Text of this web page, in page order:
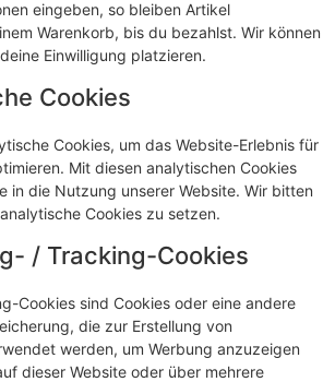
eingeben, so bleiben Artikel
Warenkorb, bis du bezahlst. Wir können
Einwilligung platzieren.
Cookies
Cookies, um das Website-Erlebnis für
Mit diesen analytischen Cookies
in die Nutzung unserer Website. Wir bitten
Cookies zu setzen.
/ Tracking-Cookies
Cookies sind Cookies oder eine andere
die zur Erstellung von
werden, um Werbung anzuzeigen
dieser Website oder über mehrere